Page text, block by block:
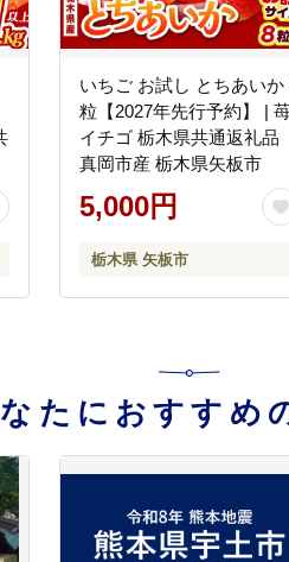
いちご お試し とちあいか
粒【2027年先行予約】 |
イチゴ 栃木県共通返礼品
真岡市産 栃木県矢板市
5,000円
栃木県 矢板市
たにおすすめ